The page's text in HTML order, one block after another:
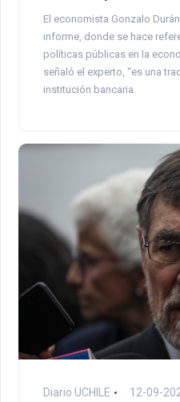
El economista Gonzalo
informe, donde se hace
políticas públicas en la
señaló el experto, “es una
institución bancaria.
Diario UCHILE 12-09-